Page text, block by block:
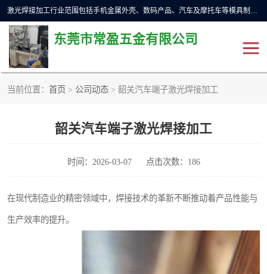
激光焊接加工行业范围包括手机金属外壳、数码产品、汽车及摩托车等模具制造和成型行业的模具修补，同时也适用于金属工件的直线、圆周等自动焊接，常用于手机电池、首饰、电子元件、传感器，钟表、精密机械、通信、工艺品等行业。
东莞市常盈五金有限公司
当前位置： 首页 > 公司动态 > 韶关汽车端子激光焊接加工
韶关汽车端子激光焊接加工
时间：2026-03-07 点击次数：186
在现代制造业的精密领域中，焊接技术的革新不断推动着产品性能与
生产效率的提升。
铝合金产品激光焊接 铁制品激光焊接加工
紫铜产品激光焊接 铁螺柱激光焊接加工
水冷波纹管焊接